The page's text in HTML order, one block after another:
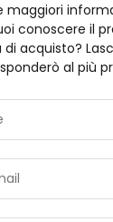
maggiori
conoscere il
acquisto?
al più